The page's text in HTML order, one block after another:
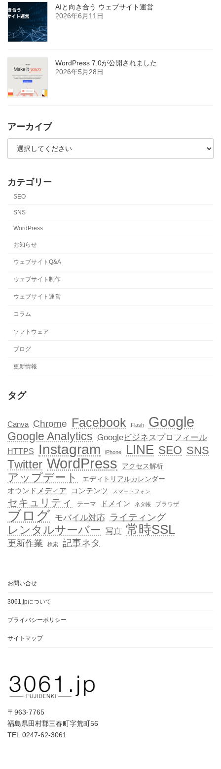
AIと向き合う ウェブサイト運営
2026年6月11日
WordPress 7.0が公開されました
2026年5月28日
アーカイブ
カテゴリー
SEO
SNS
WordPress
お知らせ
ウェブサイトQ&A
ウェブサイト制作
ウェブサイト運営
コラム
ソフトウェア
ブログ
更新情報
タグ
Canva Chrome Facebook Flash Google
Google Analytics Googleビジネスプロフィール
HTTPS Instagram iPhone LINE SEO SNS
Twitter WordPress アクセス解析
アップデート エディトリアルカレンダー
オウンドメディア コンテンツ スマートフォン
セキュリティ テーマ ドメイン ネタ帳 ブラウザ
ブログ モバイル対応 ライティング
レンタルサーバー 写真 常時SSL
更新作業 検索 記事ネタ
お問い合せ
3061.jpについて
プライバシーポリシー
サイトマップ
〒963-7765
福島県田村郡三春町字荒町56
TEL.0247-62-3061